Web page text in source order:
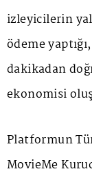
izleyicilerin
ödeme
dakikadan
ekonomisi
Platformun
MovieMe